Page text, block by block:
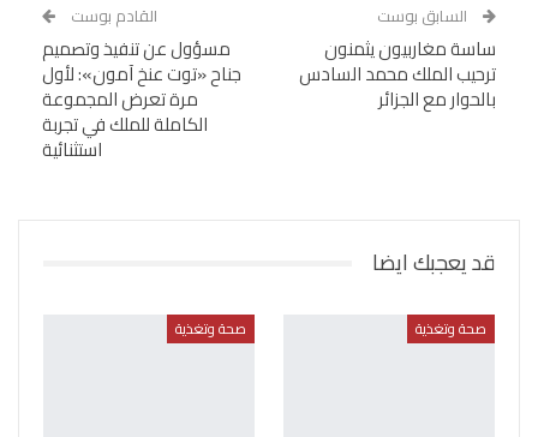
السابق بوست
ساسة مغاربيون يثمنون
ترحيب الملك محمد السادس
بالحوار مع الجزائر
القادم بوست
مسؤول عن تنفيذ وتصميم
جناح «توت عنخ آمون»: لأول
مرة تعرض المجموعة
الكاملة للملك في تجربة
استثنائية
قد يعجبك ايضا
صحة وتغذية صحة وتغذية